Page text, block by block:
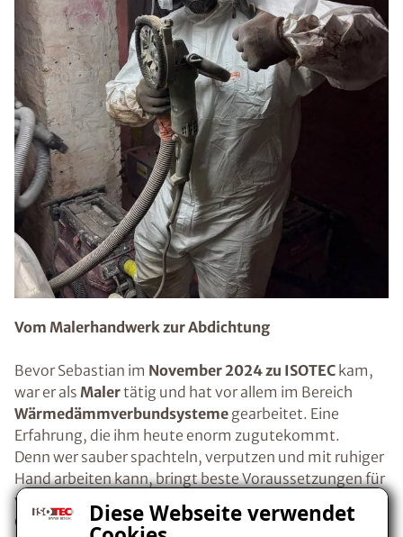
Diese Webseite verwendet
Vom Malerhandwerk zur Abdichtung
Bevor Sebastian im November 2024 zu ISOTEC kam,
war er als Malertätig und hat vor allem im Bereich
Wärmedämmverbundsysteme gearbeitet. Eine
Erfahrung, die ihm heute enorm zugutekommt.
Denn wer sauber spachteln, verputzen und mit ruhiger
Hand arbeiten kann, bringt beste Voraussetzungen für
viele Abdichtungsarbeiten mit. Gerade bei feinen
Oberflächen und sauberen Abschlüssen zeigt sich